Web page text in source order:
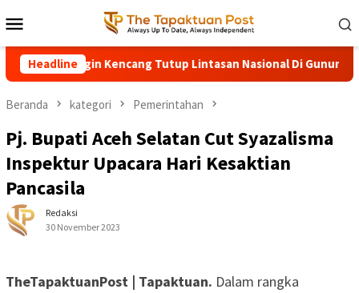
ke
kontenMobile
Headline
Angin Kencang Tutup Lintasan Nasional Di Gunung
Beranda kategori Pemerintahan
Pj. Bupati Aceh Selatan Cut Syazalisma
Inspektur Upacara Hari Kesaktian
Pancasila
Redaksi
30 November 2023
TheTapaktuanPost | Tapaktuan. Dalam rangka